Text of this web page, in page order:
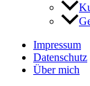
Impressum
Datenschutz
Über mich